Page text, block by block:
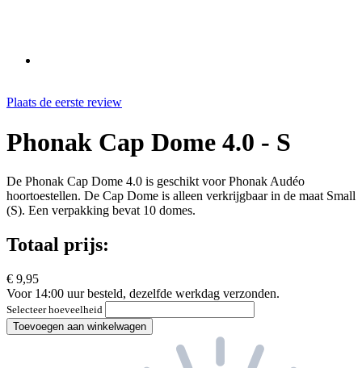
Plaats de eerste review
Phonak Cap Dome 4.0 - S
De Phonak Cap Dome 4.0 is geschikt voor Phonak Audéo
hoortoestellen. De Cap Dome is alleen verkrijgbaar in de maat Small
(S). Een verpakking bevat 10 domes.
Totaal prijs:
€ 9,95
Voor 14:00 uur besteld, dezelfde werkdag verzonden.
Selecteer hoeveelheid
Toevoegen aan winkelwagen